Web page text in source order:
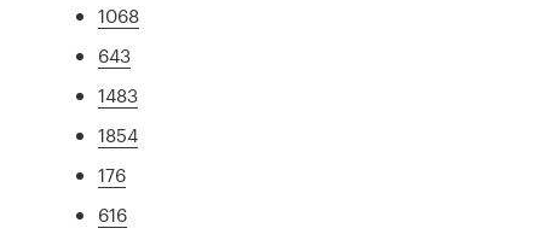
1068
643
1483
1854
176
616